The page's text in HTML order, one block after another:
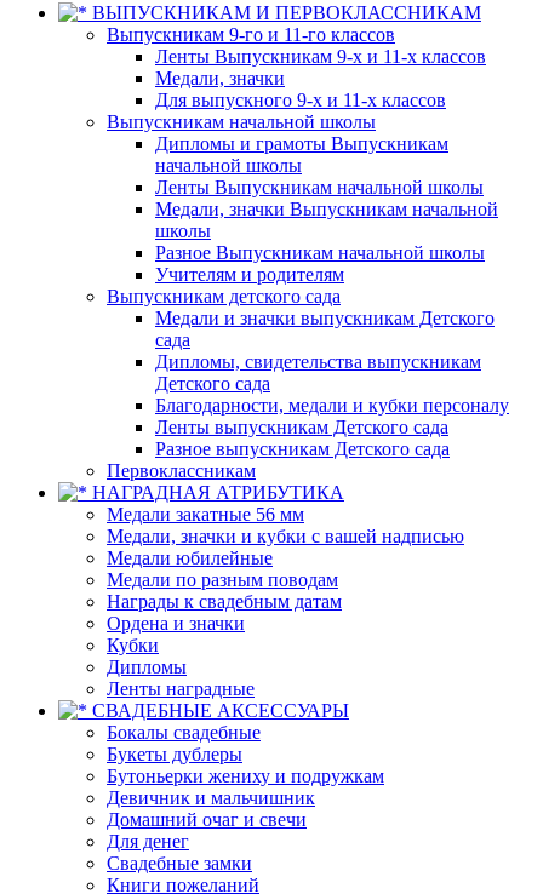
ВЫПУСКНИКАМ И ПЕРВОКЛАССНИКАМ
Выпускникам 9-го и 11-го классов
Ленты Выпускникам 9-х и 11-х классов
Медали, значки
Для выпускного 9-х и 11-х классов
Выпускникам начальной школы
Дипломы и грамоты Выпускникам
начальной школы
Ленты Выпускникам начальной школы
Медали, значки Выпускникам начальной
школы
Разное Выпускникам начальной школы
Учителям и родителям
Выпускникам детского сада
Медали и значки выпускникам Детского
сада
Дипломы, свидетельства выпускникам
Детского сада
Благодарности, медали и кубки персоналу
Ленты выпускникам Детского сада
Разное выпускникам Детского сада
Первоклассникам
НАГРАДНАЯ АТРИБУТИКА
Медали закатные 56 мм
Медали, значки и кубки с вашей надписью
Медали юбилейные
Медали по разным поводам
Награды к свадебным датам
Ордена и значки
Кубки
Дипломы
Ленты наградные
СВАДЕБНЫЕ АКСЕССУАРЫ
Бокалы свадебные
Букеты дублеры
Бутоньерки жениху и подружкам
Девичник и мальчишник
Домашний очаг и свечи
Для денег
Свадебные замки
Книги пожеланий